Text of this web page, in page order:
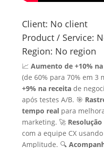
Client: No client
Product / Service:
Region: No region
📈 Aumento de +10%
(de 60% para 70% em 3
+9% na receitade
após testes A/B. 🎯
tempo realpara
marketing. 🚀
com a equipe CX
Amplitude. 🔍